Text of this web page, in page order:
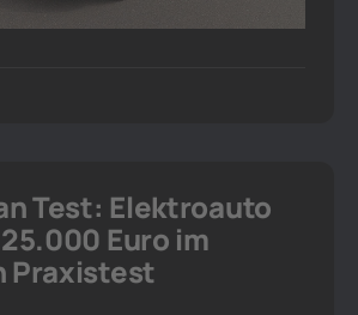
Test: Elektroauto
Euro im
Praxistest